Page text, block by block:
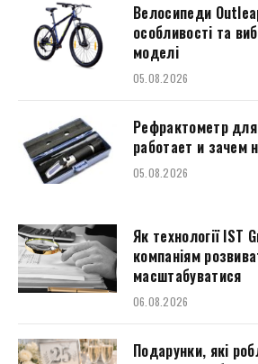
Велосипеди
особливості та
моделі
05.08.2026
Рефрактометр
работает и зачем
05.08.2026
Як технології IST
компаніям
масштабуватися
06.08.2026
Подарунки, які